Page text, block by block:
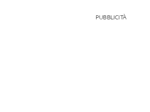
PUBBLICITÀ